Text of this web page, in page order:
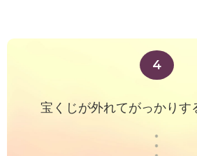
4
宝くじが外れてがっかりす